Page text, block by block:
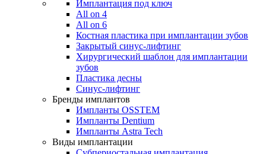
Имплантация под ключ
All on 4
All on 6
Костная пластика при имплантации зубов
Закрытый синус-лифтинг
Хирургический шаблон для имплантации
зубов
Пластика десны
Синус-лифтинг
Бренды имплантов
Импланты OSSTEM
Импланты Dentium
Импланты Astra Tech
Виды имплантации